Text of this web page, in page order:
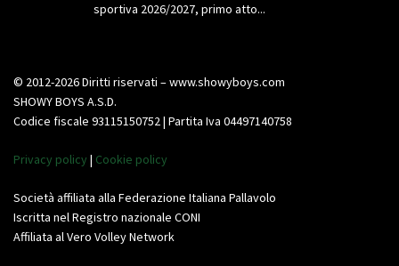
sportiva 2026/2027, primo atto...
© 2012-2026 Diritti riservati – www.showyboys.com
SHOWY BOYS A.S.D.
Codice fiscale 93115150752 | Partita Iva 04497140758
Privacy policy | Cookie policy
Società affiliata alla Federazione Italiana Pallavolo
Iscritta nel Registro nazionale CONI
Affiliata al Vero Volley Network